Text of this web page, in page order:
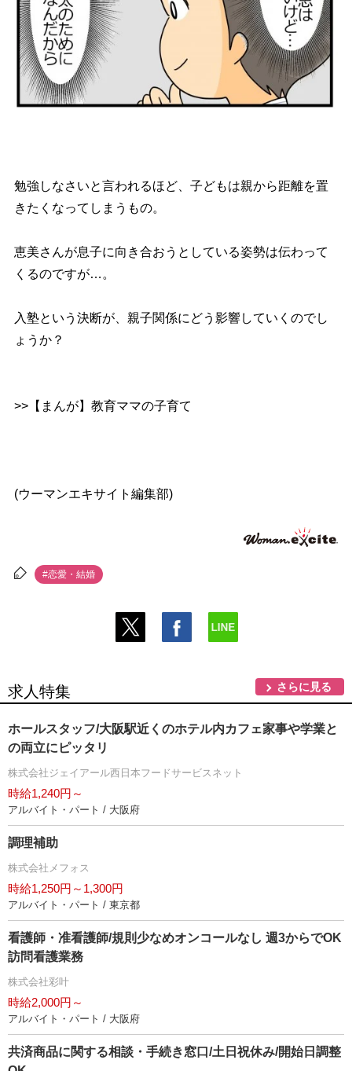
勉強しなさいと言われるほど、子どもは親から距離を置
きたくなってしまうもの。
恵美さんが息子に向き合おうとしている姿勢は伝わって
くるのですが…。
入塾という決断が、親子関係にどう影響していくのでし
ょうか？
>>【まんが】教育ママの子育て
(ウーマンエキサイト編集部)
#恋愛・結婚
求人特集 さらに見る
ホールスタッフ/大阪駅近くのホテル内カフェ家事や学業と
の両立にピッタリ
株式会社ジェイアール西日本フードサービスネット
時給1,240円～
アルバイト・パート / 大阪府
調理補助
株式会社メフォス
時給1,250円～1,300円
アルバイト・パート / 東京都
看護師・准看護師/規則少なめオンコールなし 週3からでOK
訪問看護業務
株式会社彩叶
時給2,000円～
アルバイト・パート / 大阪府
共済商品に関する相談・手続き窓口/土日祝休み/開始日調整